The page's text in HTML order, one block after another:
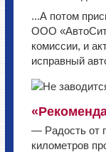
...А потом
ООО
комиссии, и
исправный
— Радость от
километров